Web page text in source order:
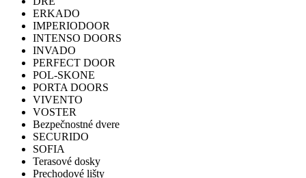
ERKADO
IMPERIODOOR
INTENSO DOORS
INVADO
PERFECT DOOR
POL-SKONE
PORTA DOORS
VIVENTO
VOSTER
Bezpečnostné dvere
SECURIDO
SOFIA
Terasové dosky
Prechodové lišty